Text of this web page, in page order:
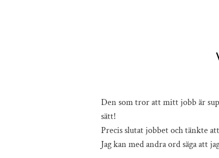
Den som tror att mitt jobb är
sätt!
Precis slutat jobbet och tänkte
Jag kan med andra ord säga att